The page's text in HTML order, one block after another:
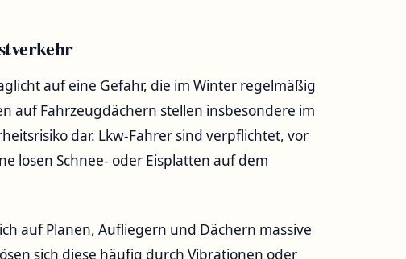
auf eine Gefahr, die im Winter regelmäßig
auf Fahrzeugdächern stellen insbesondere im
dar. Lkw-Fahrer sind verpflichtet, vor
losen Schnee- oder Eisplatten auf dem
auf Planen, Aufliegern und Dächern massive
sich diese häufig durch Vibrationen oder